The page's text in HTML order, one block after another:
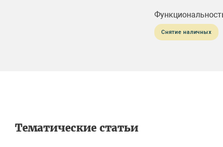
Снятие наличных
Тематические статьи